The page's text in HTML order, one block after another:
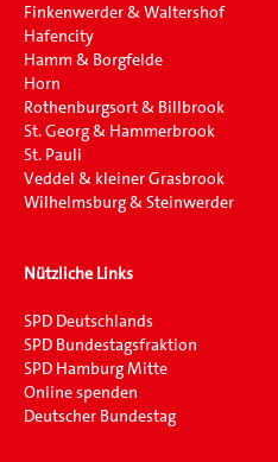
Finkenwerder & Waltershof
Hafencity
Hamm & Borgfelde
Horn
Rothenburgsort & Billbrook
St. Georg & Hammerbrook
St. Pauli
Veddel & kleiner Grasbrook
Wilhelmsburg & Steinwerder
Nützliche Links
SPD Deutschlands
SPD Bundestagsfraktion
SPD Hamburg Mitte
Online spenden
Deutscher Bundestag